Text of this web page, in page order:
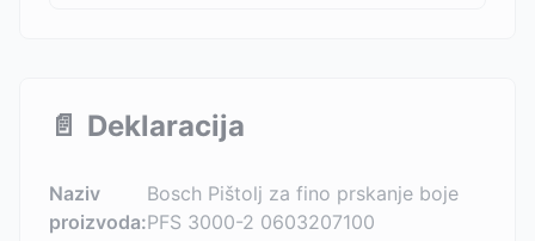
📄 Deklaracija
Naziv
proizvoda:
Bosch Pištolj za fino prskanje boje
PFS 3000-2 0603207100